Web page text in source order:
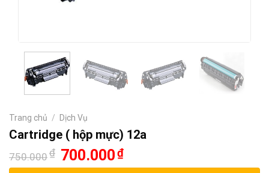
Trang chủ / Dịch Vụ
Cartridge ( hộp mực) 12a
750.000₫ Giá
gốc
700.000₫Giá